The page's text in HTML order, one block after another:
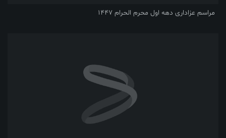
مراسم عزاداری دهه اول محرم الحرام 1447